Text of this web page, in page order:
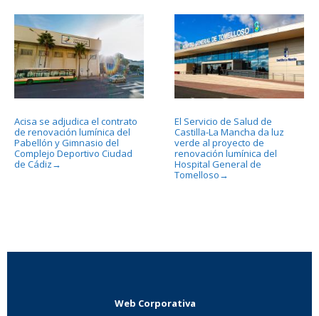
Acisa se adjudica el contrato
de renovación lumínica del
Pabellón y Gimnasio del
Complejo Deportivo Ciudad
de Cádiz →
El Servicio de Salud de
Castilla-La Mancha da luz
verde al proyecto de
renovación lumínica del
Hospital General de
Tomelloso →
Web Corporativa